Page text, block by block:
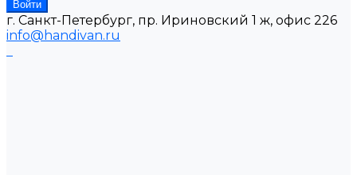
г. Санкт-Петербург, пр. Ириновский 1 ж, офис 226
info@handivan.ru